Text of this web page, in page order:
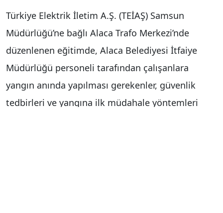
Türkiye Elektrik İletim A.Ş. (TEİAŞ) Samsun
Müdürlüğü’ne bağlı Alaca Trafo Merkezi’nde
düzenlenen eğitimde, Alaca Belediyesi İtfaiye
Müdürlüğü personeli tarafından çalışanlara
yangın anında yapılması gerekenler, güvenlik
tedbirleri ve yangına ilk müdahale yöntemleri